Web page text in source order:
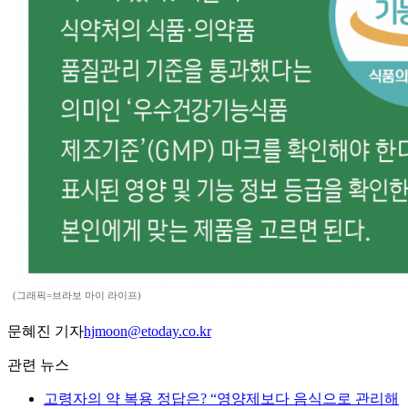
(그래픽=브라보 마이 라이프)
문혜진 기자hjmoon@etoday.co.kr
관련 뉴스
고령자의 약 복용 정답은? “영양제보다 음식으로 관리해